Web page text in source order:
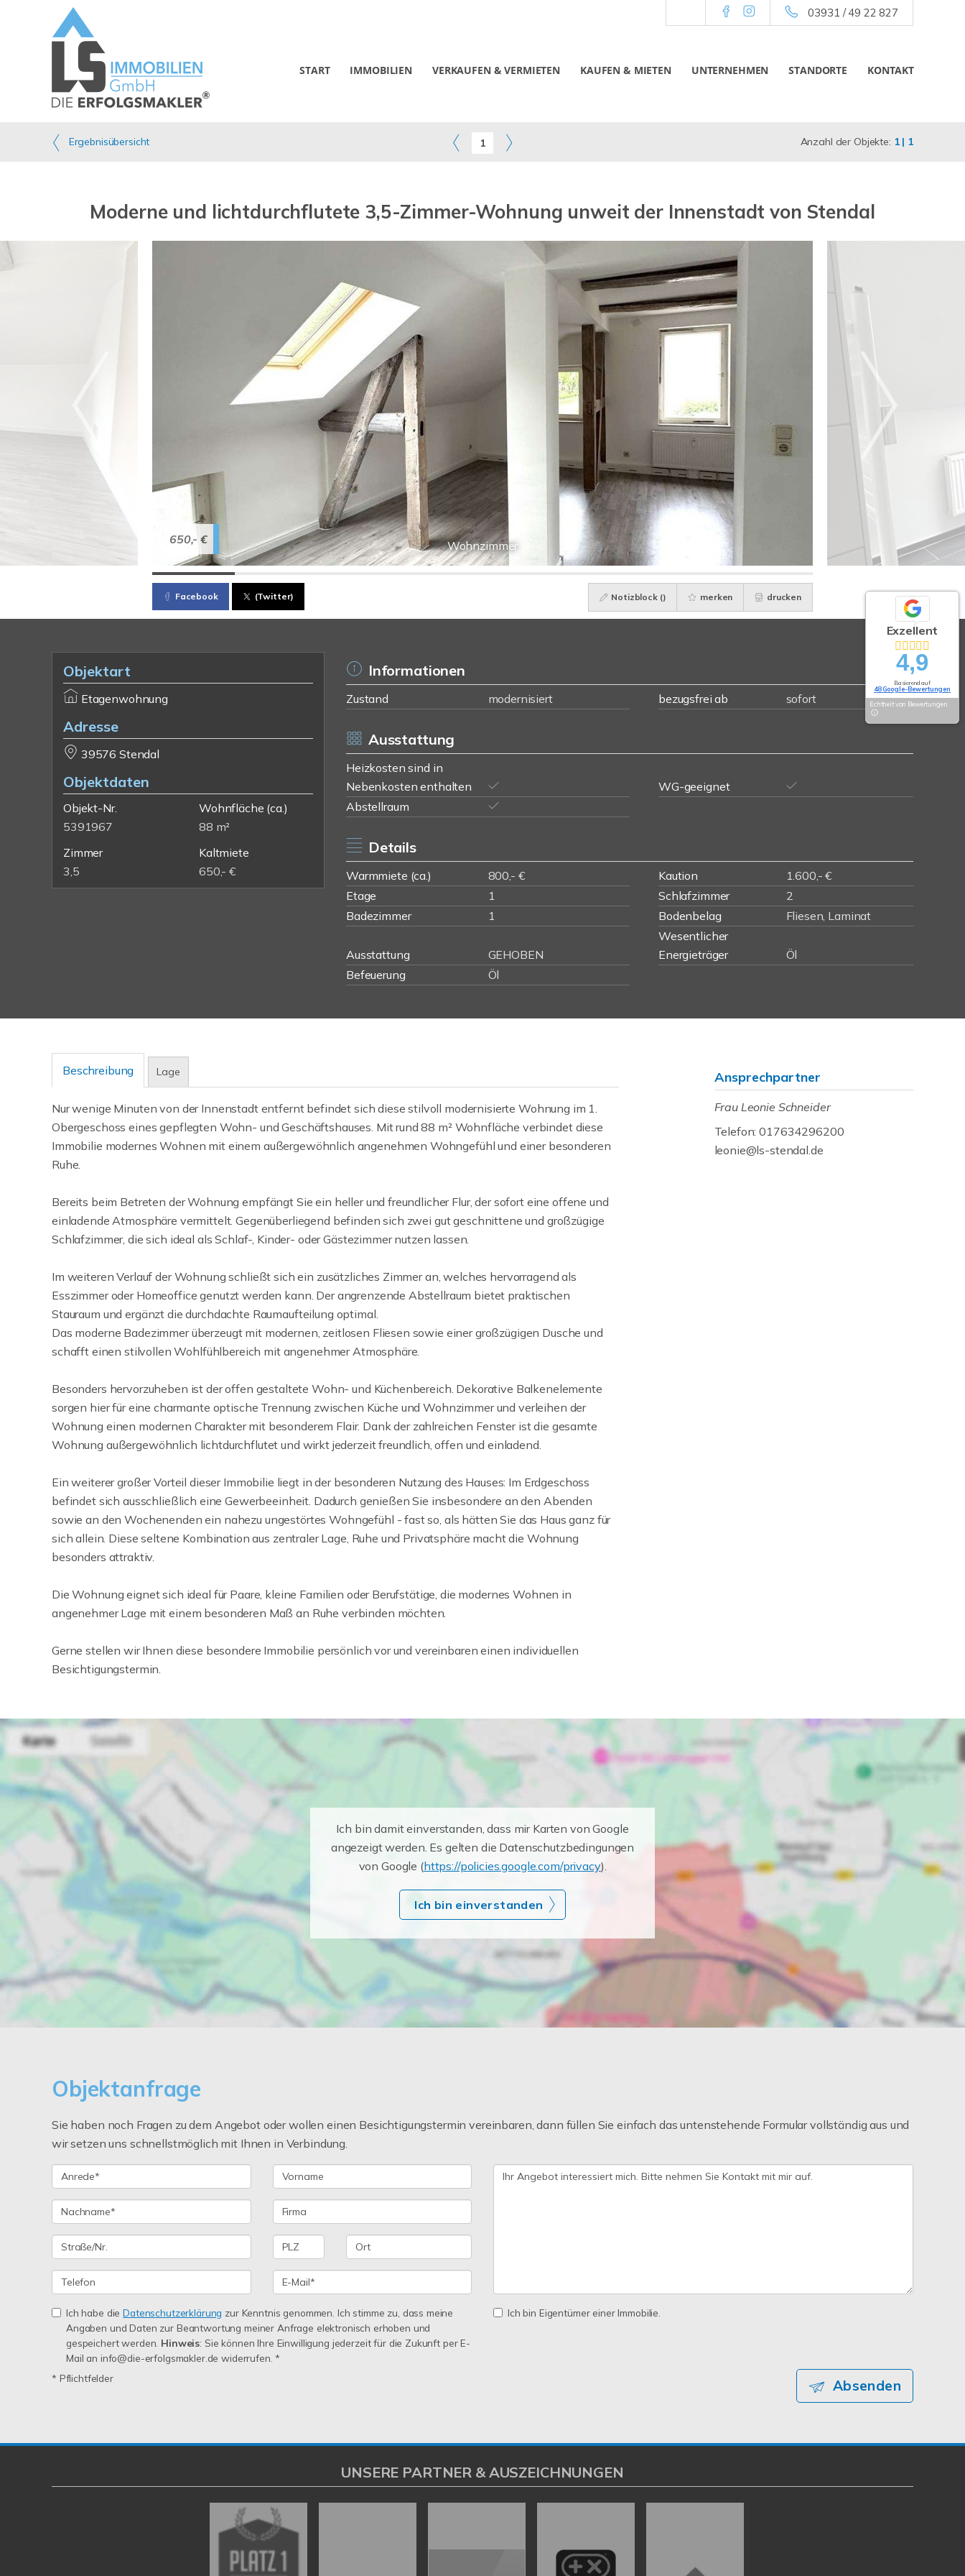
03931 / 49 22 827
START IMMOBILIEN VERKAUFEN & VERMIETEN KAUFEN & MIETEN UNTERNEHMEN STANDORTE KONTAKT
Ergebnisübersicht 1 Anzahl der Objekte: 1 | 1
Moderne und lichtdurchflutete 3,5-Zimmer-Wohnung unweit der Innenstadt von Stendal
Wohnzimmer
650,- €
Facebook (Twitter) Notizblock () merken drucken
Objektart
Etagenwohnung
Adresse
39576 Stendal
Objektdaten
Objekt-Nr.
5391967
Wohnfläche (ca.)
88 m²
Zimmer
3,5
Kaltmiete
650,- €
Informationen
Zustand modernisiert bezugsfrei ab sofort
Ausstattung
Heizkosten sind in
Nebenkosten enthalten
WG-geeignet
Abstellraum
Details
Warmmiete (ca.) 800,- € Kaution
1.600,- €
Etage
1 Schlafzimmer
2
Badezimmer
1 Bodenbelag Fliesen, Laminat
Ausstattung GEHOBEN
Wesentlicher
Energieträger
Öl
Befeuerung
Öl
Beschreibung Lage
Nur wenige Minuten von der Innenstadt entfernt befindet sich diese stilvoll modernisierte Wohnung im 1.
Obergeschoss eines gepflegten Wohn- und Geschäftshauses. Mit rund 88 m² Wohnfläche verbindet diese
Immobilie modernes Wohnen mit einem außergewöhnlich angenehmen Wohngefühl und einer besonderen
Ruhe.
Bereits beim Betreten der Wohnung empfängt Sie ein heller und freundlicher Flur, der sofort eine offene und
einladende Atmosphäre vermittelt. Gegenüberliegend befinden sich zwei gut geschnittene und großzügige
Schlafzimmer, die sich ideal als Schlaf-, Kinder- oder Gästezimmer nutzen lassen.
Im weiteren Verlauf der Wohnung schließt sich ein zusätzliches Zimmer an, welches hervorragend als
Esszimmer oder Homeoffice genutzt werden kann. Der angrenzende Abstellraum bietet praktischen
Stauraum und ergänzt die durchdachte Raumaufteilung optimal.
Das moderne Badezimmer überzeugt mit modernen, zeitlosen Fliesen sowie einer großzügigen Dusche und
schafft einen stilvollen Wohlfühlbereich mit angenehmer Atmosphäre.
Besonders hervorzuheben ist der offen gestaltete Wohn- und Küchenbereich. Dekorative Balkenelemente
sorgen hier für eine charmante optische Trennung zwischen Küche und Wohnzimmer und verleihen der
Wohnung einen modernen Charakter mit besonderem Flair. Dank der zahlreichen Fenster ist die gesamte
Wohnung außergewöhnlich lichtdurchflutet und wirkt jederzeit freundlich, offen und einladend.
Ein weiterer großer Vorteil dieser Immobilie liegt in der besonderen Nutzung des Hauses: Im Erdgeschoss
befindet sich ausschließlich eine Gewerbeeinheit. Dadurch genießen Sie insbesondere an den Abenden
sowie an den Wochenenden ein nahezu ungestörtes Wohngefühl - fast so, als hätten Sie das Haus ganz für
sich allein. Diese seltene Kombination aus zentraler Lage, Ruhe und Privatsphäre macht die Wohnung
besonders attraktiv.
Die Wohnung eignet sich ideal für Paare, kleine Familien oder Berufstätige, die modernes Wohnen in
angenehmer Lage mit einem besonderen Maß an Ruhe verbinden möchten.
Gerne stellen wir Ihnen diese besondere Immobilie persönlich vor und vereinbaren einen individuellen
Besichtigungstermin.
Ansprechpartner
Frau Leonie Schneider
Telefon: 017634296200
leonie@ls-stendal.de
Ich bin damit einverstanden, dass mir Karten von Google
angezeigt werden. Es gelten die Datenschutzbedingungen
von Google (https://policies.google.com/privacy).
Ich bin einverstanden
Objektanfrage
Sie haben noch Fragen zu dem Angebot oder wollen einen Besichtigungstermin vereinbaren, dann füllen Sie einfach das untenstehende Formular vollständig aus und
wir setzen uns schnellstmöglich mit Ihnen in Verbindung.
Ich habe dieDatenschutzerklärung zur Kenntnis genommen. Ich stimme zu, dass meine
Angaben und Daten zur Beantwortung meiner Anfrage elektronisch erhoben und
gespeichert werden. Hinweis: Sie können Ihre Einwilligung jederzeit für die Zukunft per E-
Mail an info@die-erfolgsmakler.de widerrufen. *
Ich bin Eigentümer einer Immobilie.
* Pflichtfelder Absenden
Exzellent
4,9
Basierend auf
48 Google-Bewertungen
Echtheit von Bewertungen
UNSERE PARTNER & AUSZEICHNUNGEN